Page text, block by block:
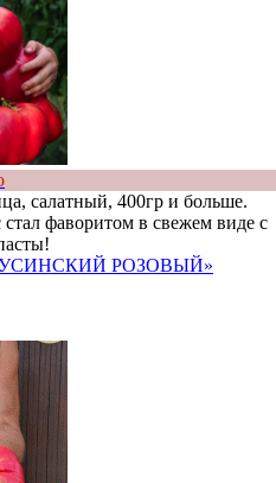
салатный, 400гр и больше.
фаворитом в свежем виде с
РОЗОВЫЙ»